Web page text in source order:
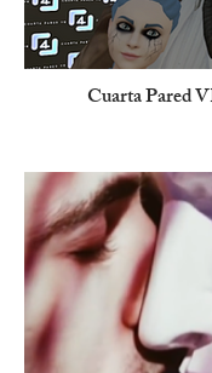
Cuarta Pared